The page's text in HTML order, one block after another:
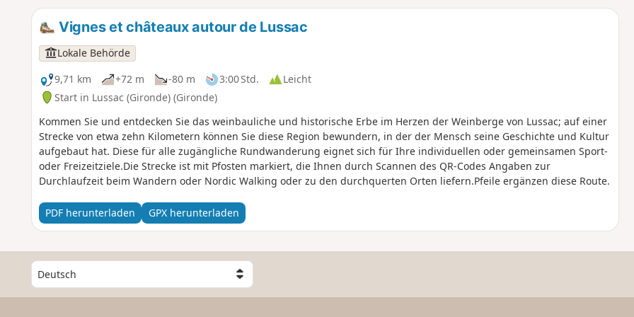
Vignes et châteaux autour de Lussac
Lokale Behörde
9,71 km
+72 m -80 m 3:00 Std.
Leicht
Start in Lussac (Gironde) (Gironde)
Kommen Sie und entdecken Sie das weinbauliche und historische Erbe im Herzen der Weinberge von Lussac; auf einer
Strecke von etwa zehn Kilometern können Sie diese Region bewundern, in der der Mensch seine Geschichte und Kultur
aufgebaut hat. Diese für alle zugängliche Rundwanderung eignet sich für Ihre individuellen oder gemeinsamen Sport-
oder Freizeitziele.Die Strecke ist mit Pfosten markiert, die Ihnen durch Scannen des QR-Codes Angaben zur
Durchlaufzeit beim Wandern oder Nordic Walking oder zu den durchquerten Orten liefern.Pfeile ergänzen diese Route.
PDF herunterladen GPX herunterladen
W
ä
h